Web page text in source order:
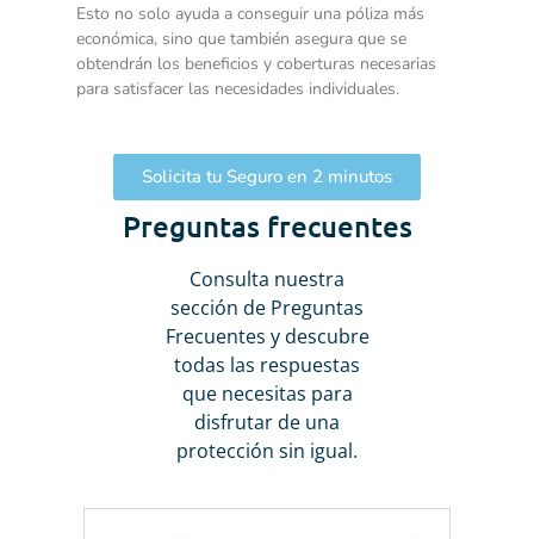
Esto no solo ayuda a conseguir una póliza más
económica, sino que también asegura que se
obtendrán los beneficios y coberturas necesarias
para satisfacer las necesidades individuales.
Solicita tu Seguro en 2 minutos
Preguntas frecuentes
Consulta nuestra
sección de Preguntas
Frecuentes y descubre
todas las respuestas
que necesitas para
disfrutar de una
protección sin igual.